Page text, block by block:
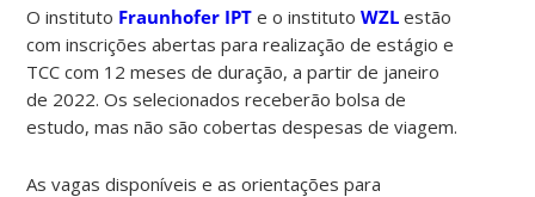
O instituto Fraunhofer IPT e o institutoWZL estão
com inscrições abertas para realização de estágio e
TCC com 12 meses de duração, a partir de janeiro
de 2022. Os selecionados receberão bolsa de
estudo, mas não são cobertas despesas de viagem.
As vagas disponíveis e as orientações para